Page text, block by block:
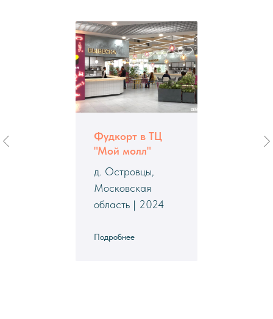
Фудкорт в ТЦ
"Мой молл"
д. Островцы,
Московская
область | 2024
Подробнее